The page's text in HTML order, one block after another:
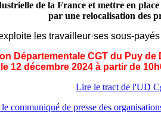
de la France et mettre en
par une relocalisation des
les travailleur·ses sous-
Départementale CGT du Puy
12 décembre 2024 à partir de
Lire le tract de l'UD
communiqué de presse des